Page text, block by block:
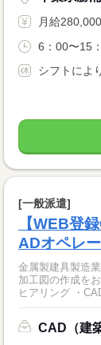
月給
6：00〜15
シフトによ
[一般派遣]
【WEB登
ADオペレ
金属製建具製造
加工図の作成を
ヒアリング ・
CAD（建